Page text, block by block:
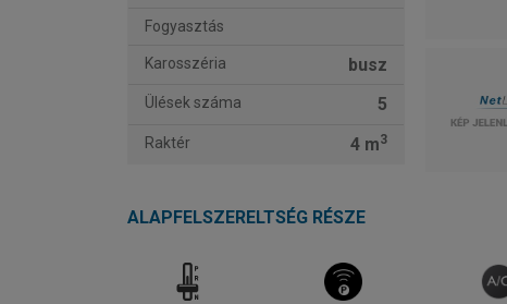
Fogyasztás
Karosszéria busz
Ülések száma 5
Raktér 4 m3
ALAPFELSZERELTSÉG RÉSZE